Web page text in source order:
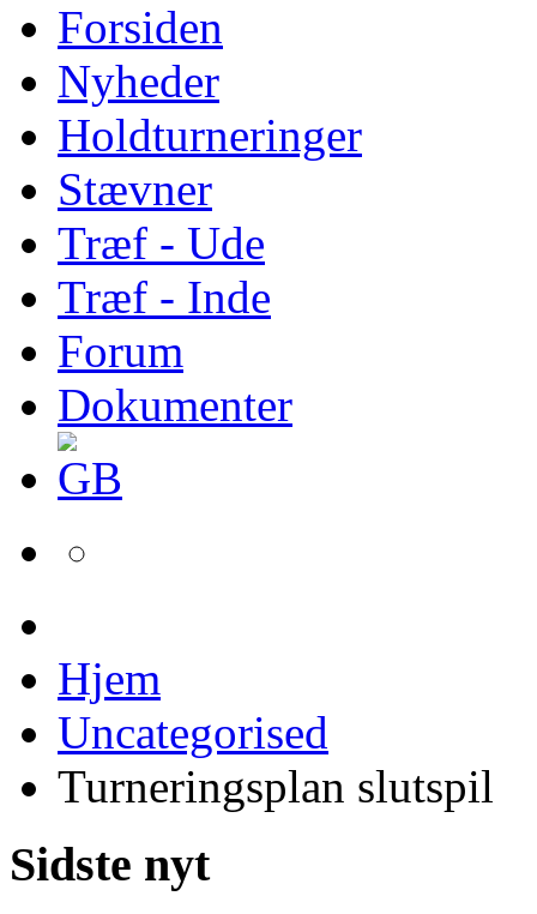
Forsiden
Nyheder
Holdturneringer
Stævner
Træf - Ude
Træf - Inde
Forum
Dokumenter
Hjem
Uncategorised
Turneringsplan slutspil
Sidste nyt